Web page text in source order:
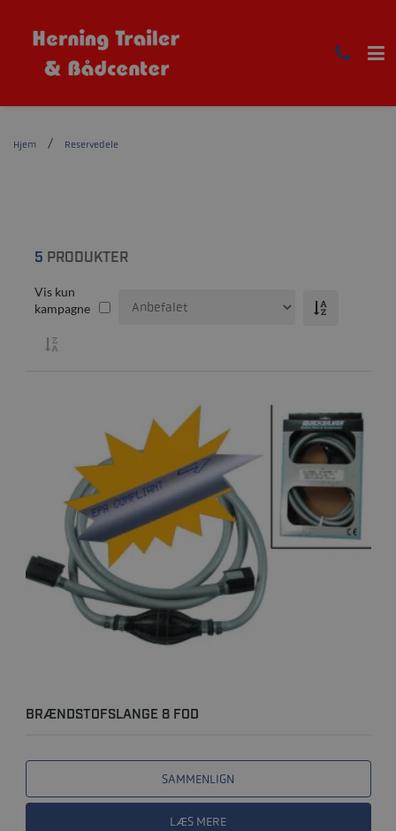
Hjem Reservedele
5 PRODUKTER
Vis kun
kampagne
BRÆNDSTOFSLANGE 8 FOD
SAMMENLIGN
LÆS MERE